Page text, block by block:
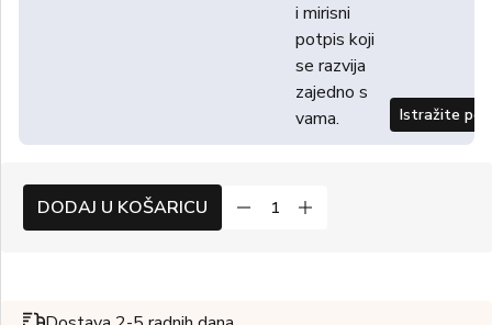
i mirisni
potpis koji
se razvija
zajedno s
vama.
Istražite
DODAJ U KOŠARICU